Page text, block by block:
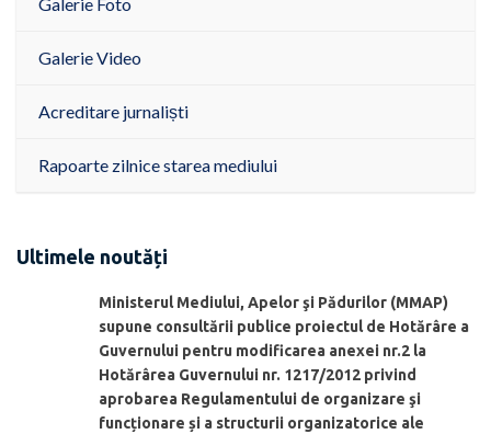
Galerie Foto
Galerie Video
Acreditare jurnaliști
Rapoarte zilnice starea mediului
Ultimele noutăți
Ministerul Mediului, Apelor şi Pădurilor (MMAP)
supune consultării publice proiectul de Hotărâre a
Guvernului pentru modificarea anexei nr.2 la
Hotărârea Guvernului nr. 1217/2012 privind
aprobarea Regulamentului de organizare şi
funcționare și a structurii organizatorice ale